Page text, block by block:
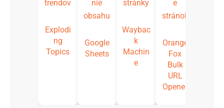
Explodi
ng
Topics
Google
Sheets
Waybac
k
Machin
e
Orange
Fox
Bulk
URL
Opener